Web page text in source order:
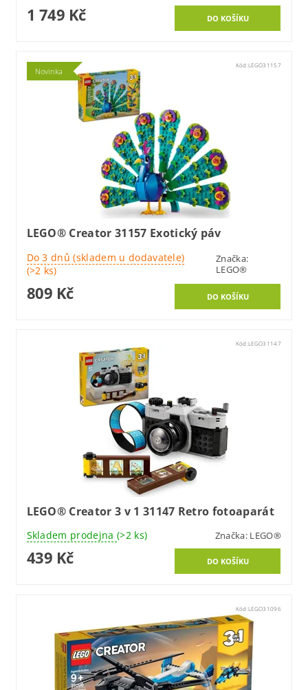
1 749 Kč
Novinka
Kód:LEGO31157
LEGO® Creator 31157 Exotický páv
Do 3 dnů (skladem u dodavatele)
(>2 ks)
Značka:
LEGO®
809 Kč
Kód:LEGO31147
LEGO® Creator 3 v 1 31147 Retro fotoaparát
Skladem prodejna (>2 ks) Značka: LEGO®
439 Kč
Kód:LEGO31096